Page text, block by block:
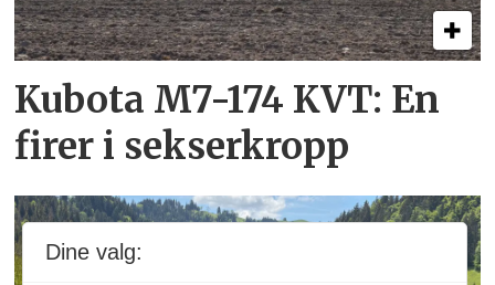
Kubota M7-174 KVT: En
firer i sekserkropp
Dine valg: